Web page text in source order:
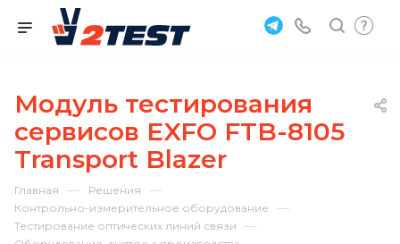
Модуль тестирования
сервисов EXFO FTB-8105
Transport Blazer
Главная — Решения —
Контрольно-измерительное оборудование —
Тестирование оптических линий связи —